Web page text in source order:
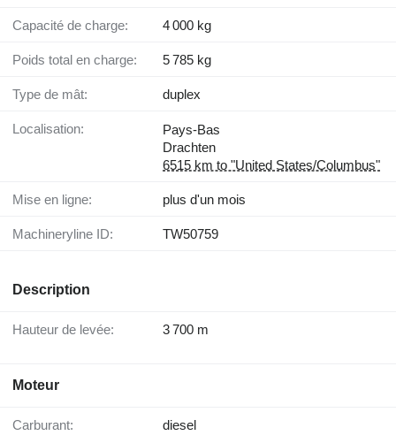
Capacité de charge: 4 000 kg
Poids total en charge: 5 785 kg
Type de mât: duplex
Localisation:
Pays-Bas
Drachten
6515 km to "United States/Columbus"
Mise en ligne: plus d'un mois
Machineryline ID: TW50759
Description
Hauteur de levée: 3 700 m
Moteur
Carburant: diesel